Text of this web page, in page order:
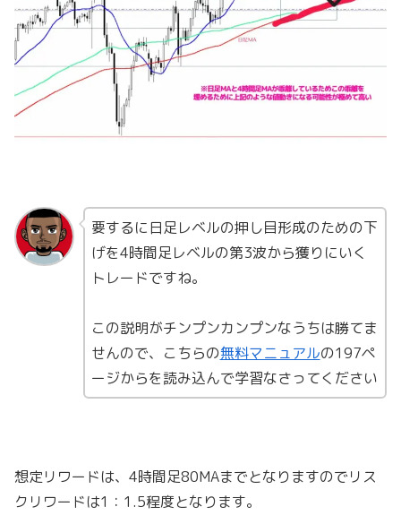
要するに日足レベルの押し目形成のための下
げを4時間足レベルの第3波から獲りにいく
トレードですね。
この説明がチンプンカンプンなうちは勝てま
せんので、こちらの無料マニュアルの197ペ
ージからを読み込んで学習なさってください
想定リワードは、4時間足80MAまでとなりますのでリス
クリワードは1：1.5程度となります。